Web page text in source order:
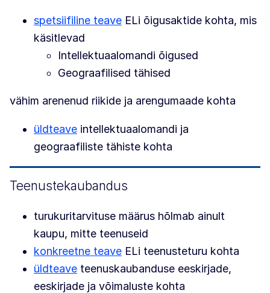
spetsiifiline teave ELi õigusaktide kohta, mis
käsitlevad
Intellektuaalomandi õigused
Geograafilised tähised
vähim arenenud riikide ja arengumaade kohta
üldteave intellektuaalomandi ja
geograafiliste tähiste kohta
Teenustekaubandus
turukuritarvituse määrus hõlmab ainult
kaupu, mitte teenuseid
konkreetne teave ELi teenusteturu kohta
üldteave teenuskaubanduse eeskirjade,
eeskirjade ja võimaluste kohta